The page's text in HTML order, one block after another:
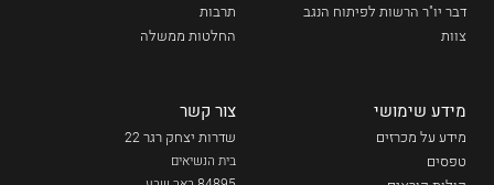
דבר יו"ר הרשות לפיתוח הנגב
צוות
תרבות
החלטות ממשלה
מידע שימושי
מידע על מכרזים
טפסים
צור קשר
שדרות יצחק רגר
בית הנשיאים